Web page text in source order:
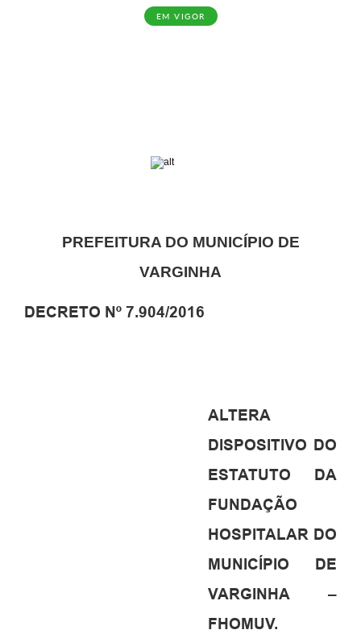
EM VIGOR
PREFEITURA DO MUNICÍPIO DE
VARGINHA
DECRETO Nº 7.904/2016
ALTERA
DISPOSITIVO DO
ESTATUTO DA
FUNDAÇÃO
HOSPITALAR DO
MUNICÍPIO DE
VARGINHA –
FHOMUV.